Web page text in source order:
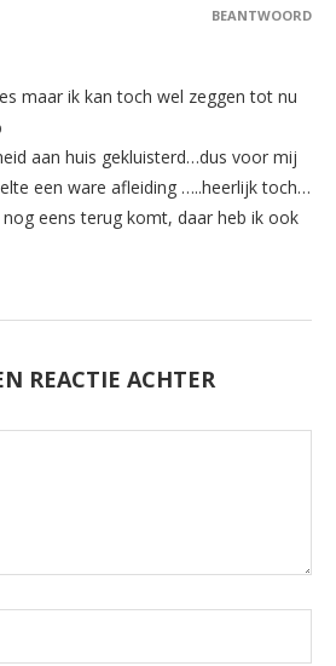
maar ik kan toch wel zeggen tot nu
aan huis gekluisterd…dus voor mij
een ware afleiding …..heerlijk toch…
eens terug komt, daar heb ik ook
BEANTWOORD
REACTIE ACHTER